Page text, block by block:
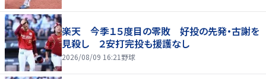
楽天 今季１５度目の零敗 好投の先発・古謝を
見殺し ２安打完投も援護なし
2026/08/09 16:21 野球